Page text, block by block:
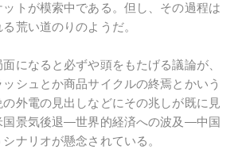
トが模索中である。但し、その過程は
荒い道のりのようだ。
になると必ずや頭をもたげる議論が、
シュとか商品サイクルの終焉とかいう
外電の見出しなどにその兆しが既に見
国景気後退―世界的経済への波及―中国
ナリオが懸念されている。